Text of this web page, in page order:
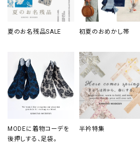
夏のお名残品SALE 初夏のおめかし帯
MODEに着物コーデを
後押しする、足袋。
半衿特集